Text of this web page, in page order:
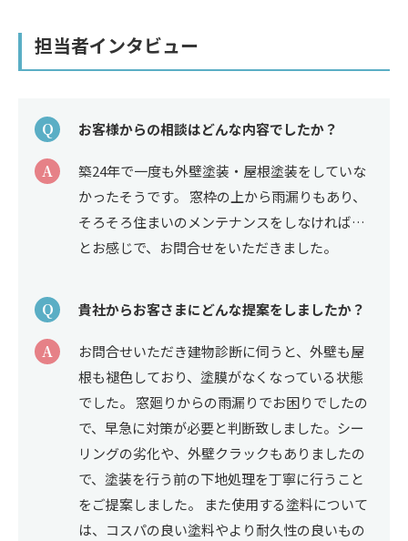
担当者インタビュー
Q お客様からの相談はどんな内容でしたか？
A
築24年で一度も外壁塗装・屋根塗装をしていな
かったそうです。 窓枠の上から雨漏りもあり、
そろそろ住まいのメンテナンスをしなければ…
とお感じで、お問合せをいただきました。
Q 貴社からお客さまにどんな提案をしましたか？
A
お問合せいただき建物診断に伺うと、外壁も屋
根も褪色しており、塗膜がなくなっている状態
でした。 窓廻りからの雨漏りでお困りでしたの
で、早急に対策が必要と判断致しました。シー
リングの劣化や、外壁クラックもありましたの
で、塗装を行う前の下地処理を丁寧に行うこと
をご提案しました。 また使用する塗料について
は、コスパの良い塗料やより耐久性の良いもの